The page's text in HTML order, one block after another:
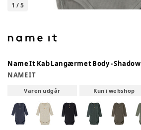
1 /5
Name It Kab Langærmet Body - Shadow
NAME IT
Varen udgår Kun i webshop